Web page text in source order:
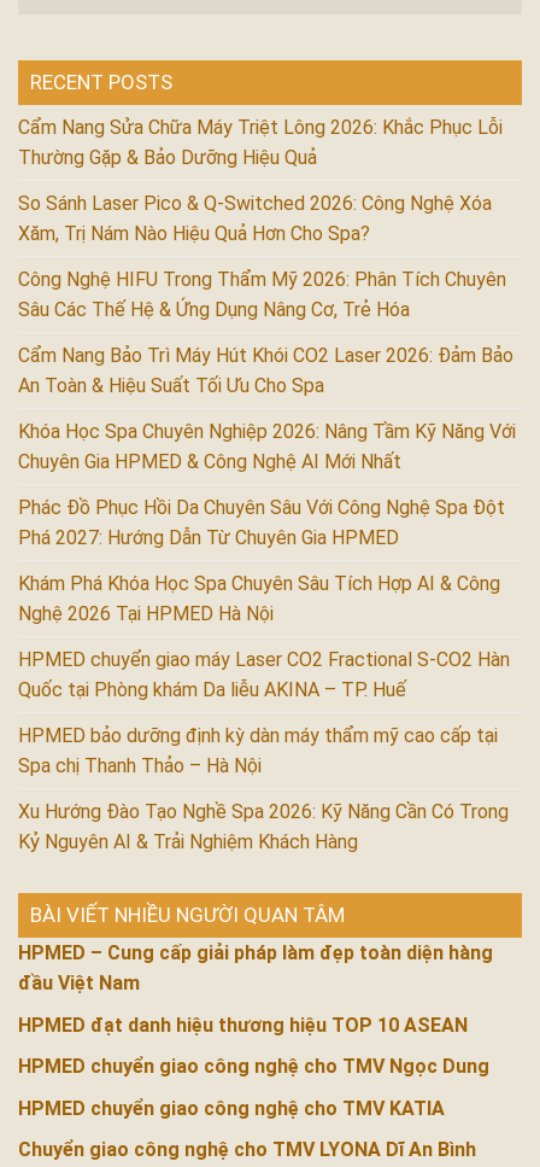
RECENT POSTS
Cẩm Nang Sửa Chữa Máy Triệt Lông 2026: Khắc Phục Lỗi
Thường Gặp & Bảo Dưỡng Hiệu Quả
So Sánh Laser Pico & Q-Switched 2026: Công Nghệ Xóa
Xăm, Trị Nám Nào Hiệu Quả Hơn Cho Spa?
Công Nghệ HIFU Trong Thẩm Mỹ 2026: Phân Tích Chuyên
Sâu Các Thế Hệ & Ứng Dụng Nâng Cơ, Trẻ Hóa
Cẩm Nang Bảo Trì Máy Hút Khói CO2 Laser 2026: Đảm Bảo
An Toàn & Hiệu Suất Tối Ưu Cho Spa
Khóa Học Spa Chuyên Nghiệp 2026: Nâng Tầm Kỹ Năng Với
Chuyên Gia HPMED & Công Nghệ AI Mới Nhất
Phác Đồ Phục Hồi Da Chuyên Sâu Với Công Nghệ Spa Đột
Phá 2027: Hướng Dẫn Từ Chuyên Gia HPMED
Khám Phá Khóa Học Spa Chuyên Sâu Tích Hợp AI & Công
Nghệ 2026 Tại HPMED Hà Nội
HPMED chuyển giao máy Laser CO2 Fractional S-CO2 Hàn
Quốc tại Phòng khám Da liễu AKINA – TP. Huế
HPMED bảo dưỡng định kỳ dàn máy thẩm mỹ cao cấp tại
Spa chị Thanh Thảo – Hà Nội
Xu Hướng Đào Tạo Nghề Spa 2026: Kỹ Năng Cần Có Trong
Kỷ Nguyên AI & Trải Nghiệm Khách Hàng
BÀI VIẾT NHIỀU NGƯỜI QUAN TÂM
HPMED – Cung cấp giải pháp làm đẹp toàn diện hàng
đầu Việt Nam
HPMED đạt danh hiệu thương hiệu TOP 10 ASEAN
HPMED chuyển giao công nghệ cho TMV Ngọc Dung
HPMED chuyển giao công nghệ cho TMV KATIA
Chuyển giao công nghệ cho TMV LYONA Dĩ An Bình